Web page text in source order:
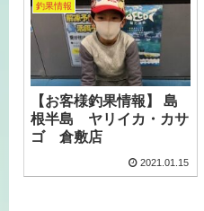
釣果情報
【お客様釣果情報】 島
根半島 ヤリイカ・カサ
ゴ 倉敷店
2021.01.15